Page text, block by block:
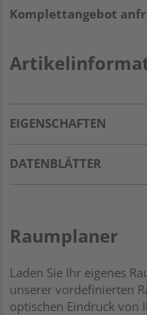
Komplettangebot
EIGENSCHAFTEN
DATENBLÄTTER
Raumplaner
Laden Sie Ihr eigenes
unserer vordefinierten
optischen Eindruck von